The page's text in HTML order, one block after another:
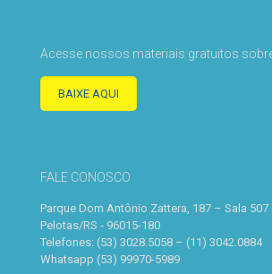
Acesse nossos materiais gratuitos
BAIXE AQUI
FALE CONOSCO
Parque Dom Antônio Zattera, 187 – Sala 507
Pelotas/RS - 96015-180
Telefones: (53) 3028.5058 – (11) 3042.0884
Whatsapp (53) 99970-5989